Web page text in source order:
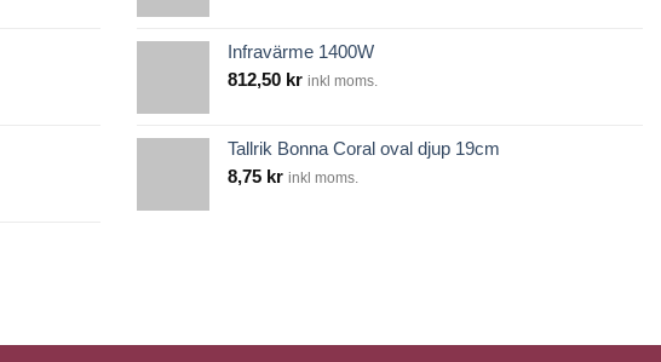
Infravärme 1400W
812,50 kr inkl moms.
Tallrik Bonna Coral oval djup 19cm
8,75 kr inkl moms.